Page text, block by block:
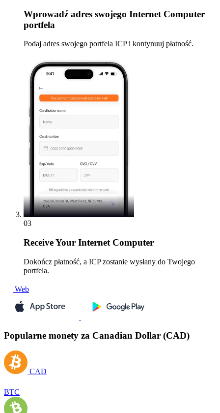
Wprowadź adres swojego Internet Computer
portfela
Podaj adres swojego portfela ICP i kontynuuj płatność.
03
ReceiveYour Internet Computer
Dokończ płatność, a ICP zostanie wysłany do Twojego
portfela.
Web
Popularne monety za Canadian Dollar (CAD)
CAD
BTC